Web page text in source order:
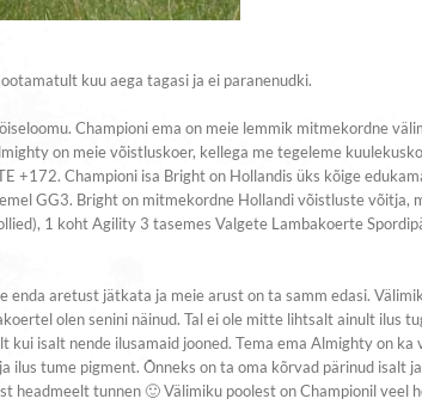
kuu aega tagasi ja ei paranenudki.
Championi ema on meie lemmik mitmekordne
on meie võistluskoer, kellega me tegeleme
+172. Championi isa Bright on Hollandis üks kõige
GG3. Bright on mitmekordne Hollandi võistluste
1 koht Agility 3 tasemes Valgete Lambakoerte
aretust jätkata ja meie arust on ta samm edasi.
olen senini näinud. Tal ei ole mitte lihtsalt ainult ilus
isalt nende ilusamaid jooned. Tema ema Almighty on
tume pigment. Õnneks on ta oma kõrvad pärinud isalt
headmeelt tunnen 🙂 Välimiku poolest on Championil